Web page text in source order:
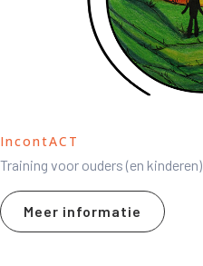
IncontACT
Training voor ouders (en kinderen)
Meer informatie